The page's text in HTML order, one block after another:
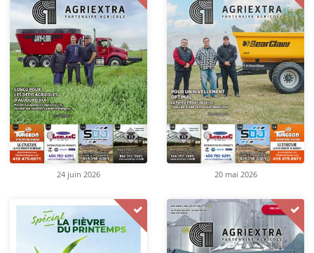
24 juin 2026 20 mai 2026